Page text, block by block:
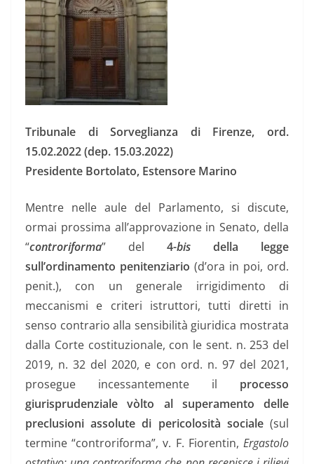
Tribunale di Sorveglianza di Firenze, ord.
15.02.2022 (dep. 15.03.2022)
Presidente Bortolato, Estensore Marino
Mentre nelle aule del Parlamento, si discute,
ormai prossima all’approvazione in Senato, della
“controriforma” del 4-bis della legge
sull’ordinamento penitenziario (d’ora in poi, ord.
penit.), con un generale irrigidimento di
meccanismi e criteri istruttori, tutti diretti in
senso contrario alla sensibilità giuridica mostrata
dalla Corte costituzionale, con le sent. n. 253 del
2019, n. 32 del 2020, e con ord. n. 97 del 2021,
prosegue incessantemente il processo
giurisprudenziale vòlto al superamento delle
preclusioni assolute di pericolosità sociale(sul
termine “controriforma”, v. F. Fiorentin, Ergastolo